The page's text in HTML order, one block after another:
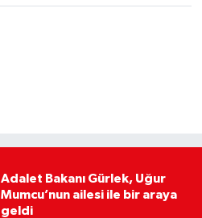
Adalet Bakanı Gürlek, Uğur
Mumcu’nun ailesi ile bir araya
geldi